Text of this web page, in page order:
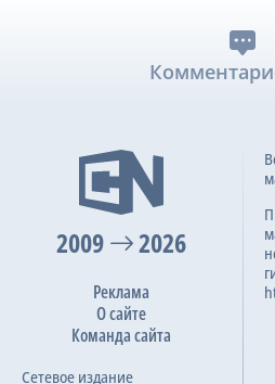
2009 2026
Реклама
О сайте
Команда сайта
Сетевое издание